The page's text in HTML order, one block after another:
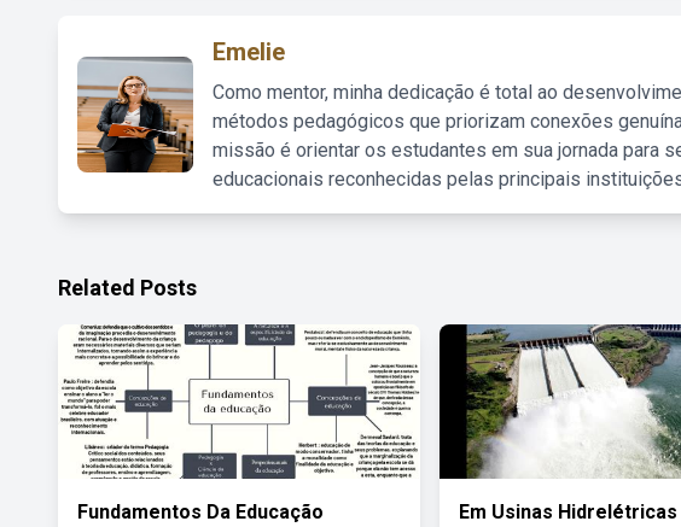
Emelie
Como mentor, minha dedicação é total ao
métodos pedagógicos que priorizam conexões
missão é orientar os estudantes em sua jornada para
educacionais reconhecidas pelas principais
Related Posts
Fundamentos Da Educação Em Usinas Hidrelétricas